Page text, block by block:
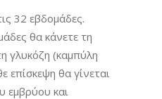
32 εβδομάδες.
θα κάνετε τη
γλυκόζη (καμπύλη
επίσκεψη θα γίνεται
εμβρύου και